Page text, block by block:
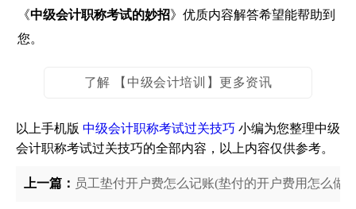
《中级会计职称考试的妙招》优质内容解答希望能帮助到
您。
了解 【中级会计培训】更多资讯
以上手机版 中级会计职称考试过关技巧 小编为您整理中级
会计职称考试过关技巧的全部内容，以上内容仅供参考。
上一篇： 员工垫付开户费怎么记账(垫付的开户费用怎么做